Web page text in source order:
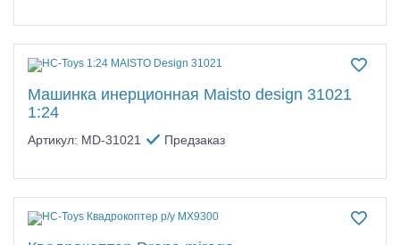
Машинка инерционная Maisto design 31021
1:24
Артикул: MD-31021 Предзаказ